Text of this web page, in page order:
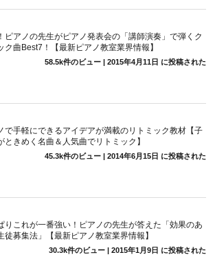
ピアノの先生がピアノ発表会の「講師演奏」で弾くク
ク曲Best7！【最新ピアノ教室業界情報】
58.5k件のビュー| 2015年4月11日 に投稿された
で手軽にできるアイデアが満載のリトミック教材【子
ときめく名曲＆人気曲でリトミック】
45.3k件のビュー| 2014年6月15日 に投稿された
りこれが一番強い！ピアノの先生が答えた「効果のあ
徒募集法」【最新ピアノ教室業界情報】
30.3k件のビュー| 2015年1月9日 に投稿された